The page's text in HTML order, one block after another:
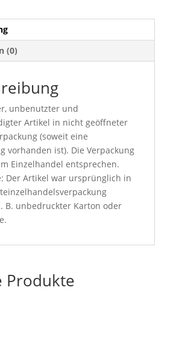
(0)
unbenutzter und
Artikel in nicht geöffneter
(soweit eine
vorhanden ist). Die Verpackung
Einzelhandel entsprechen.
Der Artikel war ursprünglich in
B. unbedruckter Karton oder
Produkte